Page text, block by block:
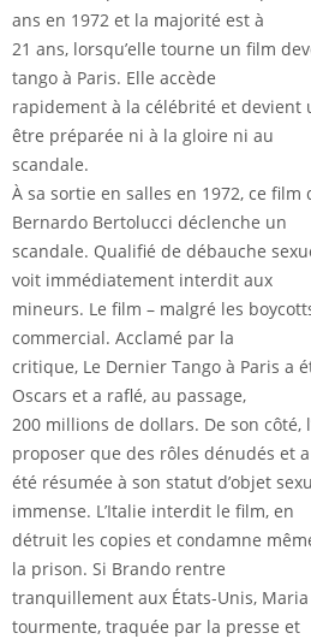
ans en 1972 et la majorité est à
21 ans, lorsqu’elle tourne un film
tango à Paris. Elle accède
rapidement à la célébrité et devient
être préparée ni à la gloire ni au
scandale.
À sa sortie en salles en 1972, ce
Bernardo Bertolucci déclenche un
scandale. Qualifié de débauche
voit immédiatement interdit aux
mineurs. Le film – malgré les
commercial. Acclamé par la
critique, Le Dernier Tango à Paris a
Oscars et a raflé, au passage,
200 millions de dollars. De son côté,
proposer que des rôles dénudés et a
été résumée à son statut d’objet
immense. L’Italie interdit le film, en
détruit les copies et condamne
la prison. Si Brando rentre
tranquillement aux États-Unis,
tourmente, traquée par la presse et